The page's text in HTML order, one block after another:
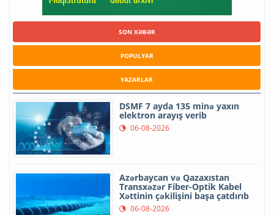
SON XƏBƏR
POPULYAR
YAZARLAR
DSMF 7 ayda 135 minə yaxın
elektron arayış verib
06-08-2026
Azərbaycan və Qazaxıstan
Transxəzər Fiber-Optik Kabel
Xəttinin çəkilişini başa çatdırıb
06-08-2026